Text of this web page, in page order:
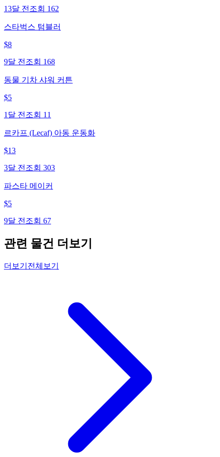
13달 전 조회 162
스타벅스 텀블러
$8
9달 전 조회 168
동물 기차 샤워 커튼
$5
1달 전 조회 11
르카프 (Lecaf) 아동 운동화
$13
3달 전 조회 303
파스타 메이커
$5
9달 전 조회 67
관련 물건 더보기
더보기 전체보기